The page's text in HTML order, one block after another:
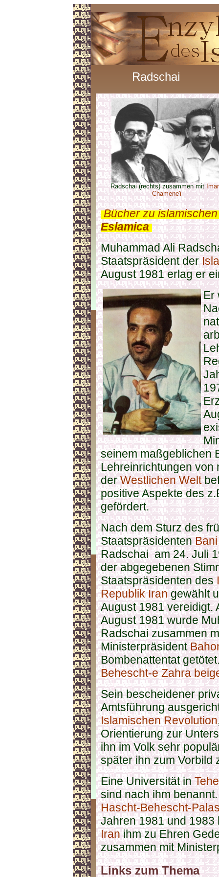
Radschai
Radschai (rechts) zusammen mit
Chamene'i
.Bücher zu
Eslamica.
Muhammad Ali
Staatspräsident der
August 1981 erlag er
Er
seinem maßgeblichen
Lehreinrichtungen von
derWestlichen Welt
positive Aspekte des
gefördert.
Nach dem Sturz des
Staatspräsidenten
Radschai am 24. Juli
der abgegebenen
Staatspräsidenten des
Republik Irangewählt
August 1981 vereidigt.
August 1981 wurde
Radschai zusammen
Ministerpräsident
Bombenattentat
Behescht-e Zahra
Sein bescheidener
Amtsführung
Islamischen Revolution
Orientierung zur
ihn im Volk sehr
später ihn zum Vorbild
Eine Universität in
sind nach ihm
Hascht-Behescht-
Jahren 1981 und
Iranihm zu Ehren
zusammen mit
Links zum Thema